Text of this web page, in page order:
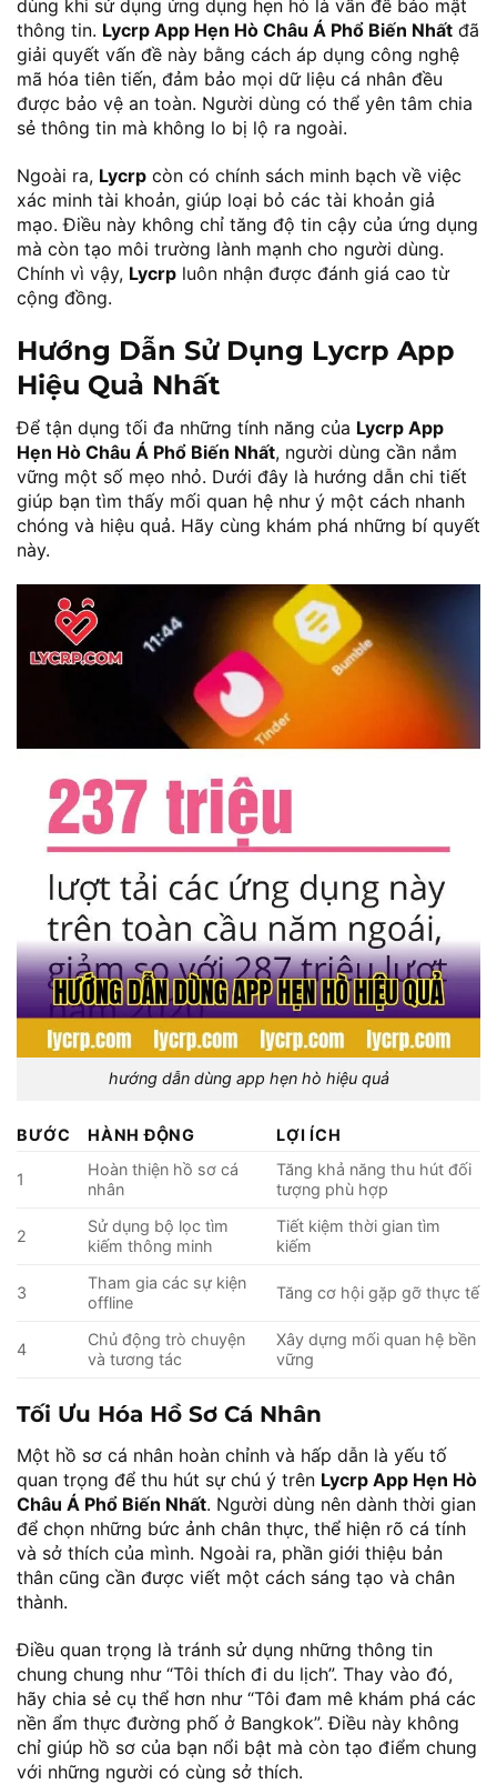
dùng khi sử dụng ứng dụng hẹn hò là vấn đề bảo mật
thông tin. Lycrp App Hẹn Hò Châu Á Phổ Biến Nhất đã
giải quyết vấn đề này bằng cách áp dụng công nghệ
mã hóa tiên tiến, đảm bảo mọi dữ liệu cá nhân đều
được bảo vệ an toàn. Người dùng có thể yên tâm chia
sẻ thông tin mà không lo bị lộ ra ngoài.
Ngoài ra, Lycrp còn có chính sách minh bạch về việc
xác minh tài khoản, giúp loại bỏ các tài khoản giả
mạo. Điều này không chỉ tăng độ tin cậy của ứng dụng
mà còn tạo môi trường lành mạnh cho người dùng.
Chính vì vậy, Lycrp luôn nhận được đánh giá cao từ
cộng đồng.
Hướng Dẫn Sử Dụng Lycrp App
Hiệu Quả Nhất
Để tận dụng tối đa những tính năng của Lycrp App
Hẹn Hò Châu Á Phổ Biến Nhất, người dùng cần nắm
vững một số mẹo nhỏ. Dưới đây là hướng dẫn chi tiết
giúp bạn tìm thấy mối quan hệ như ý một cách nhanh
chóng và hiệu quả. Hãy cùng khám phá những bí quyết
này.
hướng dẫn dùng app hẹn hò hiệu quả
BƯỚC HÀNH ĐỘNG LỢI ÍCH
1
Hoàn thiện hồ sơ cá
nhân
Tăng khả năng thu hút đối
tượng phù hợp
2
Sử dụng bộ lọc tìm
kiếm thông minh
Tiết kiệm thời gian tìm
kiếm
3
Tham gia các sự kiện
offline
Tăng cơ hội gặp gỡ thực tế
4
Chủ động trò chuyện
và tương tác
Xây dựng mối quan hệ bền
vững
Tối Ưu Hóa Hồ Sơ Cá Nhân
Một hồ sơ cá nhân hoàn chỉnh và hấp dẫn là yếu tố
quan trọng để thu hút sự chú ý trên Lycrp App Hẹn Hò
Châu Á Phổ Biến Nhất. Người dùng nên dành thời gian
để chọn những bức ảnh chân thực, thể hiện rõ cá tính
và sở thích của mình. Ngoài ra, phần giới thiệu bản
thân cũng cần được viết một cách sáng tạo và chân
thành.
Điều quan trọng là tránh sử dụng những thông tin
chung chung như “Tôi thích đi du lịch”. Thay vào đó,
hãy chia sẻ cụ thể hơn như “Tôi đam mê khám phá các
nền ẩm thực đường phố ở Bangkok”. Điều này không
chỉ giúp hồ sơ của bạn nổi bật mà còn tạo điểm chung
với những người có cùng sở thích.